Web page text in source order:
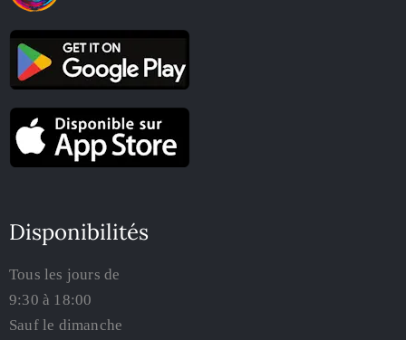
Disponibilités
Tous les jours de
9:30 à 18:00
Sauf le dimanche